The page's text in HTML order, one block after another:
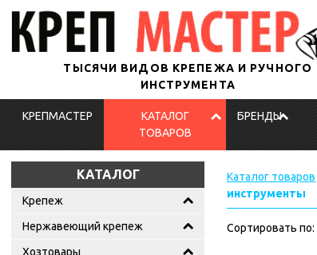
ТЫСЯЧИ ВИДОВ КРЕПЕЖА И РУЧНОГО
ИНСТРУМЕНТА
КРЕПМАСТЕР
КАТАЛОГ
ТОВАРОВ
БРЕНДЫ
КАТАЛОГ
Крепеж
Нержавеющий крепеж
Хозтовары
Каталог товаров
инструменты
Сортировать по: